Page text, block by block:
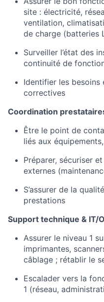
site : électricité,
ventilation,
de charge (batteries
Surveiller l’état des
continuité de
Identifier les besoins
correctives
Coordination
Être le point de
liés aux
Préparer, sécuriser
externes
S’assurer de la
prestations
Support technique & IT/
Assurer le niveau 1
imprimantes,
câblage ; rétablir le
Escalader vers la
1 (réseau,